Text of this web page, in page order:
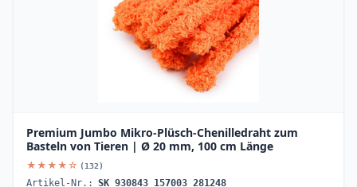
Premium Jumbo Mikro-Plüsch-Chenilledraht zum
Basteln von Tieren | Ø 20 mm, 100 cm Länge
★★★★☆ (132)
Artikel-Nr.: SK_930843_157003_281248